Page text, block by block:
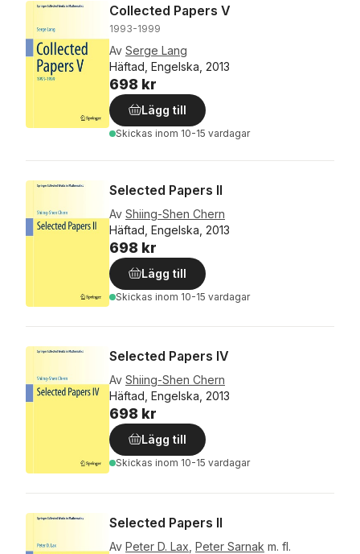
Collected Papers V
1993-1999
Av Serge Lang
Häftad, Engelska, 2013
698 kr
Lägg till
Skickas inom 10-15 vardagar
Selected Papers II
Av Shiing-Shen Chern
Häftad, Engelska, 2013
698 kr
Lägg till
Skickas inom 10-15 vardagar
Selected Papers IV
Av Shiing-Shen Chern
Häftad, Engelska, 2013
698 kr
Lägg till
Skickas inom 10-15 vardagar
Selected Papers II
Av Peter D. Lax Peter Sarnak m. fl.